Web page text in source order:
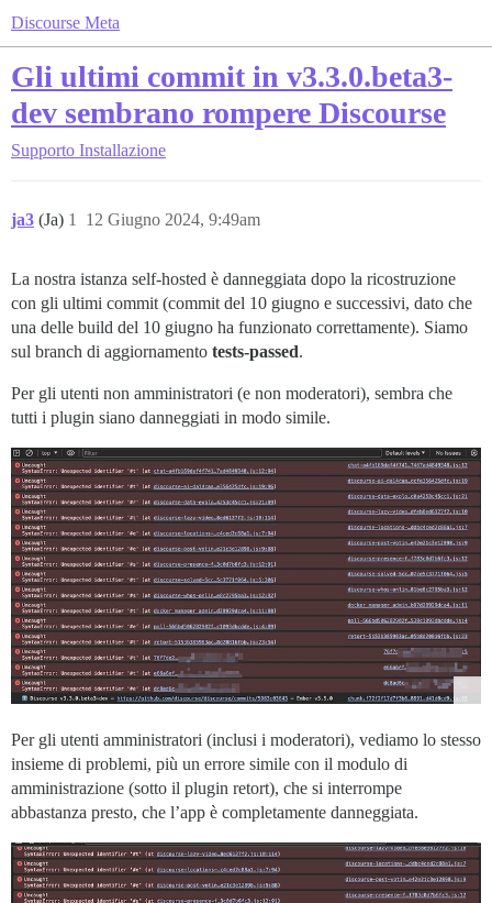
Discourse Meta
Gli ultimi commit in v3.3.0.beta3-
dev sembrano rompere Discourse
Supporto Installazione
ja3 (Ja) 12 Giugno 2024, 9:49am
1
La nostra istanza self-hosted è danneggiata dopo la ricostruzione
con gli ultimi commit (commit del 10 giugno e successivi, dato che
una delle build del 10 giugno ha funzionato correttamente). Siamo
sul branch di aggiornamento tests-passed.
Per gli utenti non amministratori (e non moderatori), sembra che
tutti i plugin siano danneggiati in modo simile.
Per gli utenti amministratori (inclusi i moderatori), vediamo lo stesso
insieme di problemi, più un errore simile con il modulo di
amministrazione (sotto il plugin retort), che si interrompe
abbastanza presto, che l’app è completamente danneggiata.